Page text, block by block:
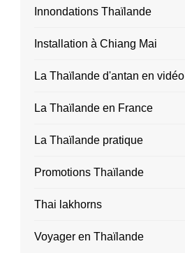
Innondations Thaïlande
Installation à Chiang Mai
La Thaïlande d'antan en vidéo
La Thaïlande en France
La Thaïlande pratique
Promotions Thaïlande
Thai lakhorns
Voyager en Thaïlande